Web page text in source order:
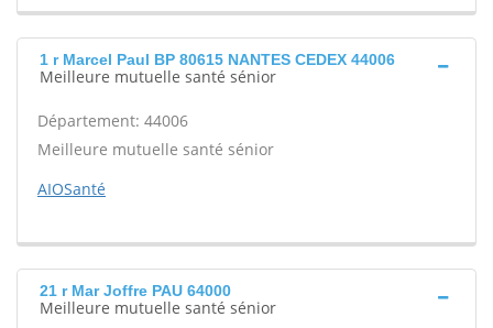
1 r Marcel Paul BP 80615 NANTES CEDEX 44006
Meilleure mutuelle santé sénior
Département: 44006
Meilleure mutuelle santé sénior
AIOSanté
21 r Mar Joffre PAU 64000
Meilleure mutuelle santé sénior